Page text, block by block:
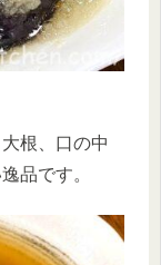
根、口の中
品です。